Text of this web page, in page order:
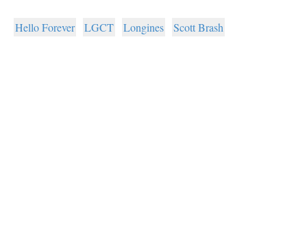
Hello Forever LGCT Longines Scott Brash